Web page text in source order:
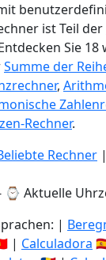
ist Teil der
Sie
Summe der
,
Rechner.
Rechner |
⌚ Aktuelle
|
| Calculadora